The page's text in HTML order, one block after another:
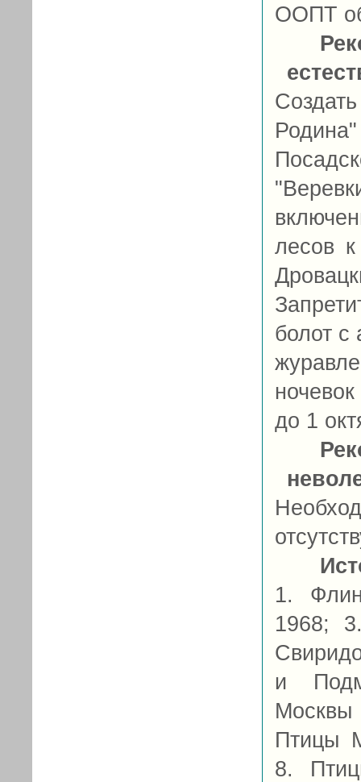
ООПТ
лесов
болот с
до 1
1.
1968;
и
Птицы
8.